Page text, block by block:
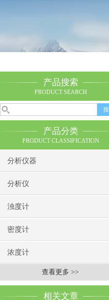
产品搜索
PRODUCT SEARCH
产品分类
PRODUCT CLASSIFICATION
分析仪器
分析仪
浊度计
密度计
浓度计
查看更多 >>
相关文章